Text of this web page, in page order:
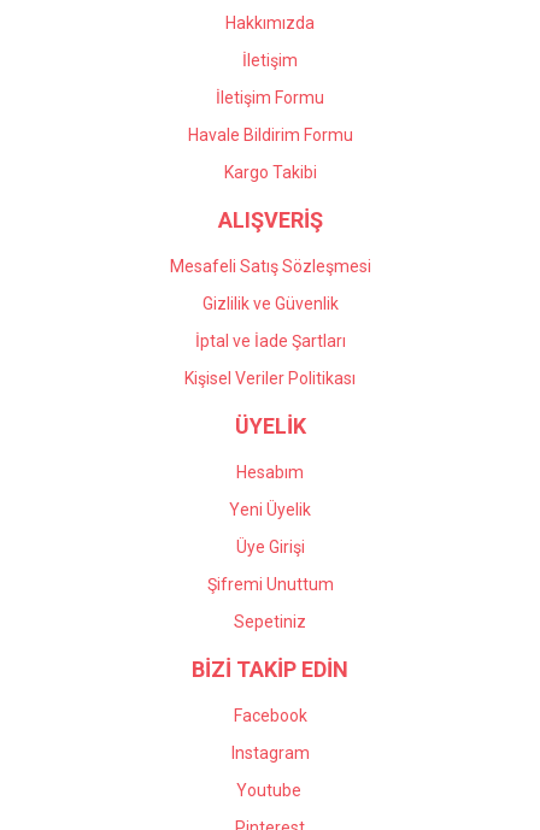
Hakkımızda
İletişim
İletişim Formu
Havale Bildirim Formu
Kargo Takibi
ALIŞVERİŞ
Mesafeli Satış Sözleşmesi
Gizlilik ve Güvenlik
İptal ve İade Şartları
Kişisel Veriler Politikası
ÜYELİK
Hesabım
Yeni Üyelik
Üye Girişi
Şifremi Unuttum
Sepetiniz
BİZİ TAKİP EDİN
Facebook
Instagram
Youtube